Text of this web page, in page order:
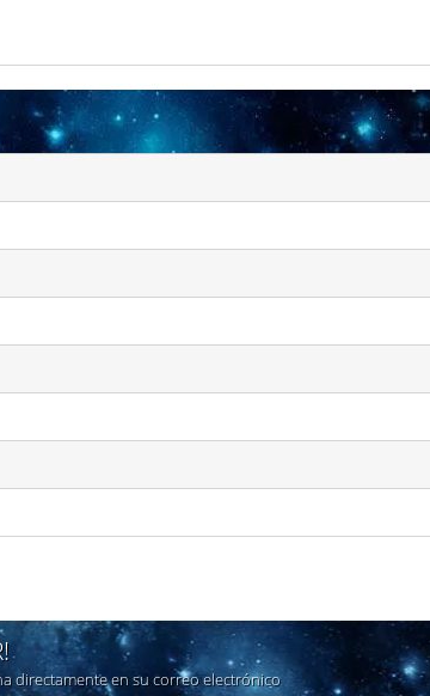
directamente en su correo electrónico